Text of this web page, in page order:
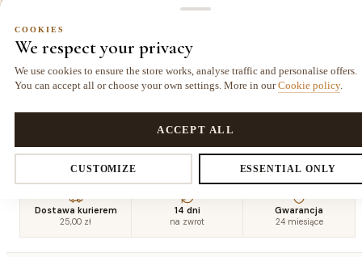
80x150 cm
234,00 zł
120x170 cm
403,00 zł 526,50 zł
cm
695,50 zł
180x270
200x290
240x330
cm
Dostawa kurierem
25,00 zł
14 dni
na zwrot
Gwarancja
24 miesiące
COOKIES
We respect your privacy
We use cookies to ensure the store works, analyse traffic and personalise offers.
You can accept all or choose your own settings. More in our Cookie policy.
CUSTOMIZE ESSENTIAL ONLY
ACCEPT ALL
You decide which data we collect. Necessary cookies are required for
the store and cart. The rest you enable voluntarily.